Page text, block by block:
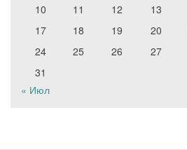
10
11 12 13
17
18 19 20
24
25 26 27
31
« Июл